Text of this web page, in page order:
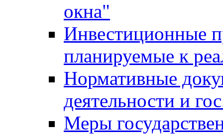
окна"
Инвестиционные
планируемые к
Нормативные
деятельности и
Меры